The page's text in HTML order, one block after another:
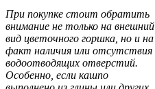
При покупке стоит обратить
внимание не только на внешний
вид цветочного горшка, но и на
факт наличия или отсутствия
водоотводящих отверстий.
Особенно, если кашпо